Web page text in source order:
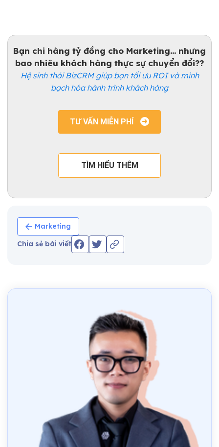
Bạn chi hàng tỷ đồng cho Marketing... nhưng
bao nhiêu khách hàng thực sự chuyển đổi??
Hệ sinh thái BizCRM giúp bạn tối ưu ROI và minh
bạch hóa hành trình khách hàng
TƯ VẤN MIỄN PHÍ
TÌM HIỂU THÊM
Marketing
Chia sẻ bài viết